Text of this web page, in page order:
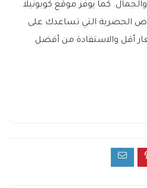
كما يوفر موقع كوبونيلا
الحصرية التي تساعدك على
أقل والاستفادة من أفضل